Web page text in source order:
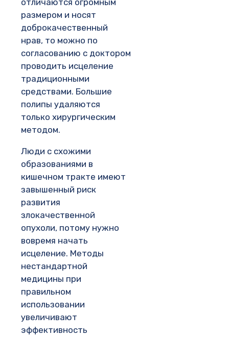
отличаются огромным
размером и носят
доброкачественный
нрав, то можно по
согласованию с доктором
проводить исцеление
традиционными
средствами. Большие
полипы удаляются
только хирургическим
методом.
Люди с схожими
образованиями в
кишечном тракте имеют
завышенный риск
развития
злокачественной
опухоли, потому нужно
вовремя начать
исцеление. Методы
нестандартной
медицины при
правильном
использовании
увеличивают
эффективность